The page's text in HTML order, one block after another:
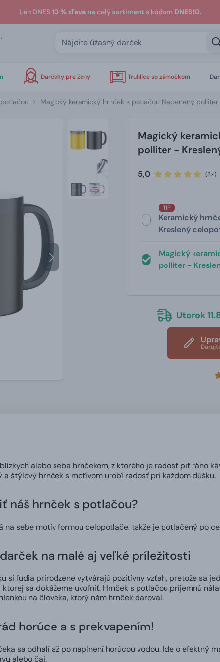
Len DNES10 % zľavana celý sortiment s kódom DNES10.
Darčeky pre ženy Truhlice so zámočkom
Magický keramický hrnček s potlačou Napenený
Magický
polliter -
5,0 (3×)
TIP
Keramický
Kreslený
Magický
polliter -
Utorok
alebo seba hrnčekom, z ktorého je radosť piť ráno
a štýlový hrnček s motívom urobí radosť pri každom dúšku.
náš hrnček s potlačou?
na sebe motív formou celopotlače, takže je potlačený po
na malé aj veľké príležitosti
si ľudia prirodzene vytvárajú pozitívny vzťah, pretože sa
sa dokážeme uvoľniť. Hrnček s potlačou príjemnú
na človeka, ktorý nám hrnček daroval.
horúce a s prekvapením!
sa odhalí až po naplnení horúcou vodou. Ide o efektný
alebo čaj.